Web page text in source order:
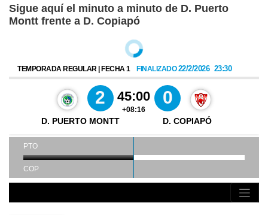
Sigue aquí el minuto a minuto de D. Puerto
Montt frente a D. Copiapó